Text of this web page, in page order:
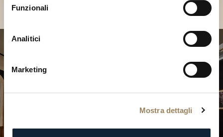
Funzionali
Analitici
Marketing
Mostra dettagli